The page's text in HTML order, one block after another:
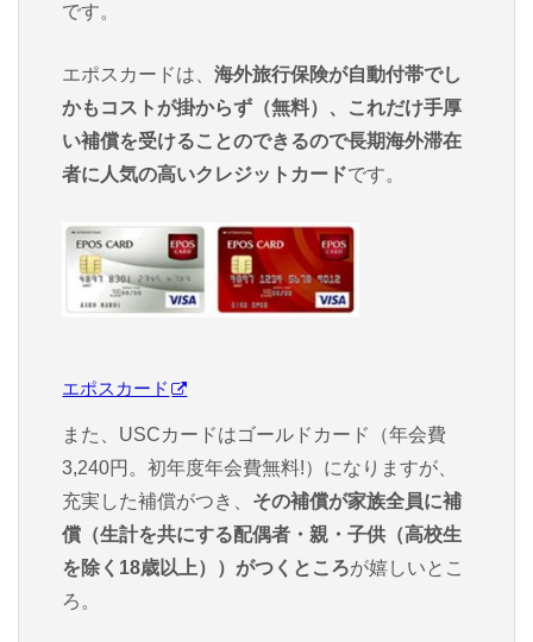
です。
エポスカードは、海外旅行保険が自動付帯でし
かもコストが掛からず（無料）、これだけ手厚
い補償を受けることのできるので長期海外滞在
者に人気の高いクレジットカードです。
エポスカード
また、USCカードはゴールドカード（年会費
3,240円。初年度年会費無料!）になりますが、
充実した補償がつき、 その補償が家族全員に補
償（生計を共にする配偶者・親・子供（高校生
を除く18歳以上））がつくところが嬉しいとこ
ろ。